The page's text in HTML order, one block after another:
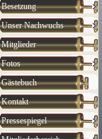
Besetzung
Unser Nachwuchs
Mitglieder
Fotos
Gästebuch
Kontakt
Pressespiegel